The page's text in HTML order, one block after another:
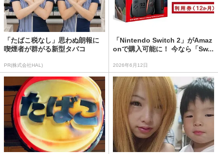
「たばこ税なし」思わぬ朗報に
喫煙者が群がる新型タバコ
PR(株式会社HAL)
「Nintendo Switch 2」がAmaz
onで購入可能に！ 今なら「Sw...
2026年6月12日